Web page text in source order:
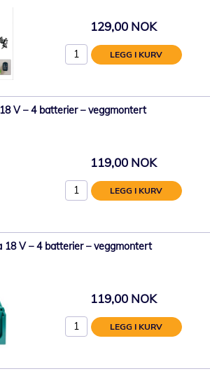
129,00 NOK
LEGG I KURV
V – 4 batterier – veggmontert
119,00 NOK
LEGG I KURV
18 V – 4 batterier – veggmontert
119,00 NOK
LEGG I KURV